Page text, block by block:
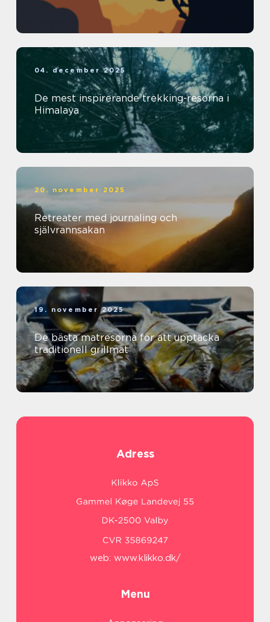
04. december 2025
De mest inspirerande trekking-resorna i
Himalaya
20. november 2025
Retreater med journaling och
självrannsakan
19. november 2025
De bästa matresorna för att upptäcka
traditionell grillmat
Adress
web: www.klikko.dk/
Menu